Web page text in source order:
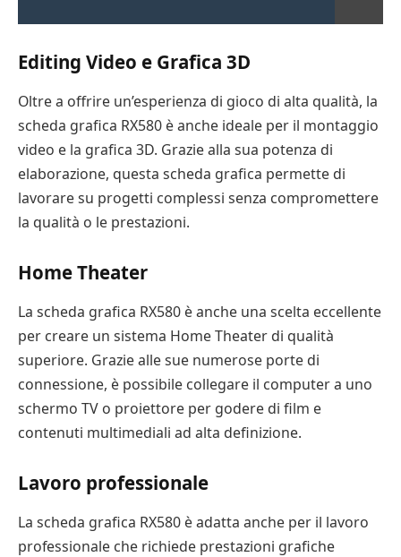
Editing Video e Grafica 3D
Oltre a offrire un’esperienza di gioco di alta qualità, la
scheda grafica RX580 è anche ideale per il montaggio
video e la grafica 3D. Grazie alla sua potenza di
elaborazione, questa scheda grafica permette di
lavorare su progetti complessi senza compromettere
la qualità o le prestazioni.
Home Theater
La scheda grafica RX580 è anche una scelta eccellente
per creare un sistema Home Theater di qualità
superiore. Grazie alle sue numerose porte di
connessione, è possibile collegare il computer a uno
schermo TV o proiettore per godere di film e
contenuti multimediali ad alta definizione.
Lavoro professionale
La scheda grafica RX580 è adatta anche per il lavoro
professionale che richiede prestazioni grafiche